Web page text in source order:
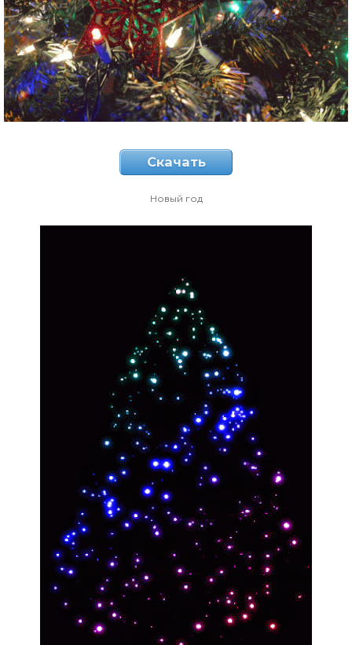
Скачать
Новый год